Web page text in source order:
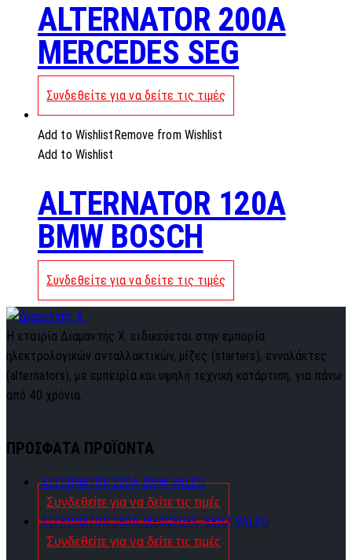
ALTERNATOR 200A
MERCEDES SEG
Συνδεθείτε για να δείτε τις τιμές
Add to Wishlist Remove from Wishlist
Add to Wishlist
ALTERNATOR 120A
BMW BOSCH
Συνδεθείτε για να δείτε τις τιμές
Η εταιρία Διαμαντής Χ. ειδικεύεται στην εμπορία
ηλεκτρολογικών ανταλλακτικών, μίζες (starters), ενναλάκτες
(alternators), με εμπειρία και υψηλή τεχνική κατάρτιση, για πάνω
από 40 χρόνια.
ΠΡΟΣΦΑΤΑ ΠΡΟΪΟΝΤΑ
ALTERNATOR 220A BMW VALEO
Συνδεθείτε για να δείτε τις τιμές
ALTERNATOR 280A MERCEDES-BENZ VALEO
Συνδεθείτε για να δείτε τις τιμές